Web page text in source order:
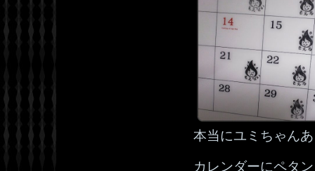
本当にユミちゃん
カレンダーにペタ